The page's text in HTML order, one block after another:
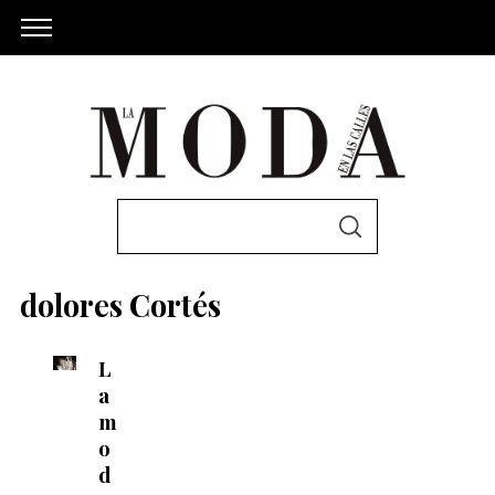
r
o
S
dolores Cortés
L
a
m
o
d